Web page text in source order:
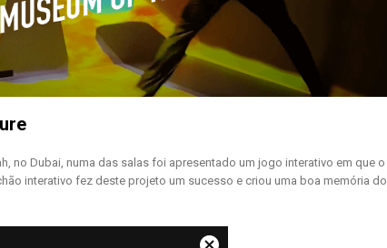
no Dubai, numa das salas foi apresentado um jogo interativo em que o
interativo fez deste projeto um sucesso e criou uma boa memória do